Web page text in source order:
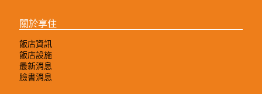
關於享住
飯店資訊
飯店設施
最新消息
臉書消息